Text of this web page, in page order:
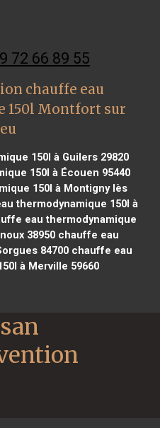
72 66 89 55
chauffe eau
150l Montfort sur
150l à Guilers 29820
150l à Écouen 95440
150l à Montigny lès
thermodynamique 150l à
eau thermodynamique
38950chauffe eau
84700chauffe eau
à Merville 59660